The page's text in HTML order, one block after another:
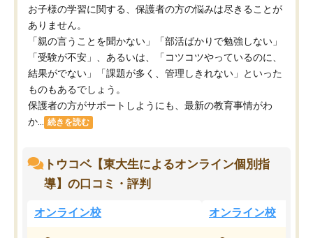
お子様の学習に関する、保護者の方の悩みは尽きることが
ありません。
「親の言うことを聞かない」「部活ばかりで勉強しない」
「受験が不安」、あるいは、「コツコツやっているのに、
結果がでない」「課題が多く、管理しきれない」といった
ものもあるでしょう。
保護者の方がサポートしようにも、最新の教育事情がわ
か...
続きを読む
トウコベ【東大生によるオンライン個別指
導】の口コミ・評判
オンライン校 オンライン校